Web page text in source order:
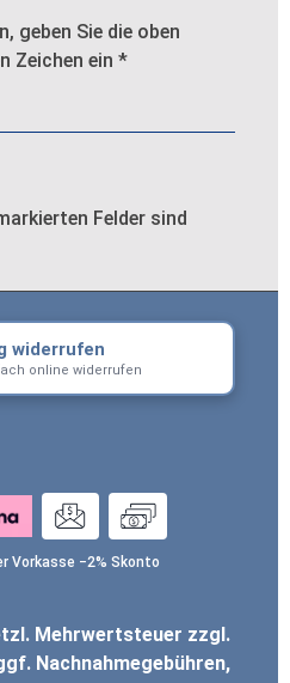
geben Sie die oben
Zeichen ein *
Felder sind
widerrufen
online widerrufen
Vorkasse −2% Skonto
Mehrwertsteuer zzgl.
Nachnahmegebühren,